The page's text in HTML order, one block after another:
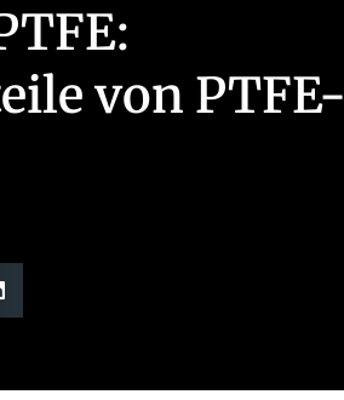
von PTFE-